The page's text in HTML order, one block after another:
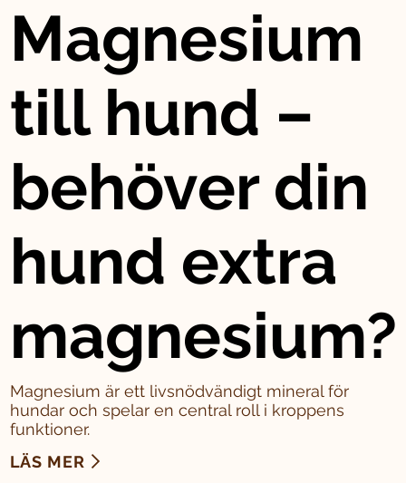
Magnesium
till hund –
behöver din
hund extra
magnesium?
Magnesium är ett livsnödvändigt mineral för
hundar och spelar en central roll i kroppens
funktioner.
LÄS MER